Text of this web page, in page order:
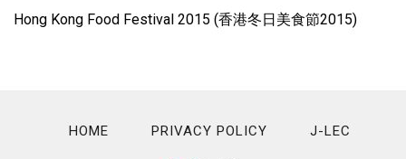
Hong Kong Food Festival 2015 (⾹港冬⽇美⾷節2015)
HOME PRIVACY POLICY J-LEC